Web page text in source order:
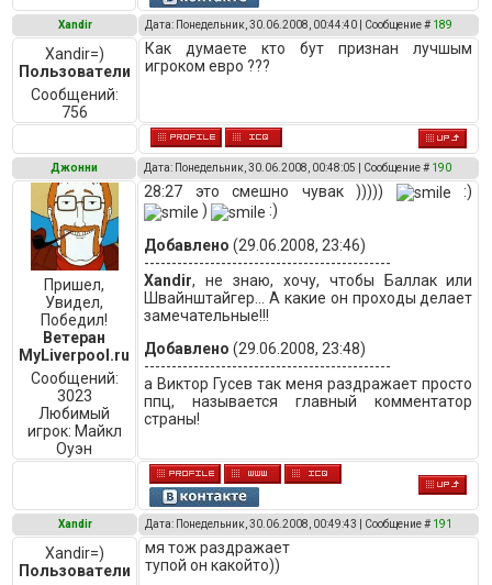
Xandir Дата: Понедельник, 30.06.2008, 00:44:40 | Сообщение # 189
Xandir=)
Пользователи
Сообщений:
756
Как думаете кто бут признан лучшым
игроком евро ???
Джонни Дата: Понедельник, 30.06.2008, 00:48:05 | Сообщение # 190
Пришел,
Увидел,
Победил!
Ветеран
MyLiverpool.ru
Сообщений:
3023
Любимый
игрок: Майкл
Оуэн
28:27 это смешно чувак )))))
:)
)
:)
Добавлено (29.06.2008, 23:46)
---------------------------------------------
Xandir, не знаю, хочу, чтобы Баллак или
Швайнштайгер... А какие он проходы делает
замечательные!!!
Добавлено (29.06.2008, 23:48)
---------------------------------------------
а Виктор Гусев так меня раздражает просто
ппц, называется главный комментатор
страны!
Xandir Дата: Понедельник, 30.06.2008, 00:49:43 | Сообщение # 191
Xandir=)
Пользователи
мя тож раздражает
тупой он какойто))